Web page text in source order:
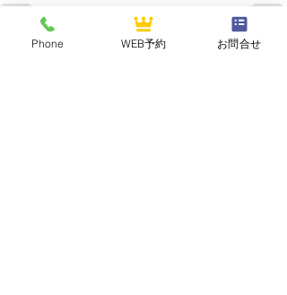
Phone WEB予約 お問合せ